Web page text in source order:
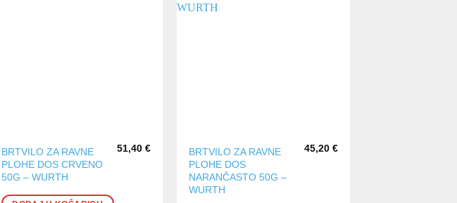
BRTVILO ZA RAVNE
PLOHE DOS CRVENO
50G – WURTH
51,40 €
BRTVILO ZA RAVNE
PLOHE DOS
NARANČASTO 50G –
WURTH
45,20 €